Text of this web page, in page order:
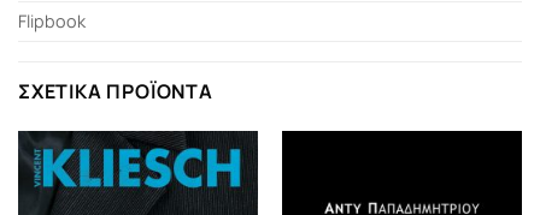
Flipbook
ΣΧΕΤΙΚΆ ΠΡΟΪΌΝΤΑ